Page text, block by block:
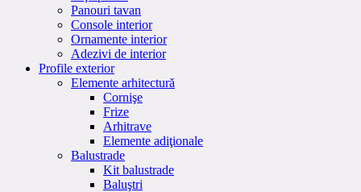
Panouri tavan
Console interior
Ornamente interior
Adezivi de interior
Profile exterior
Elemente arhitectură
Cornişe
Frize
Arhitrave
Elemente adiţionale
Balustrade
Kit balustrade
Baluştri